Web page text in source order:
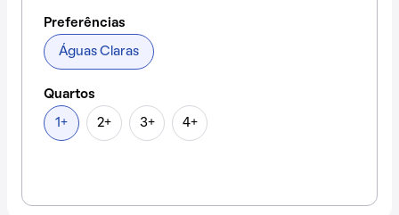
Preferências
Águas Claras
Quartos
1+ 2+ 3+ 4+